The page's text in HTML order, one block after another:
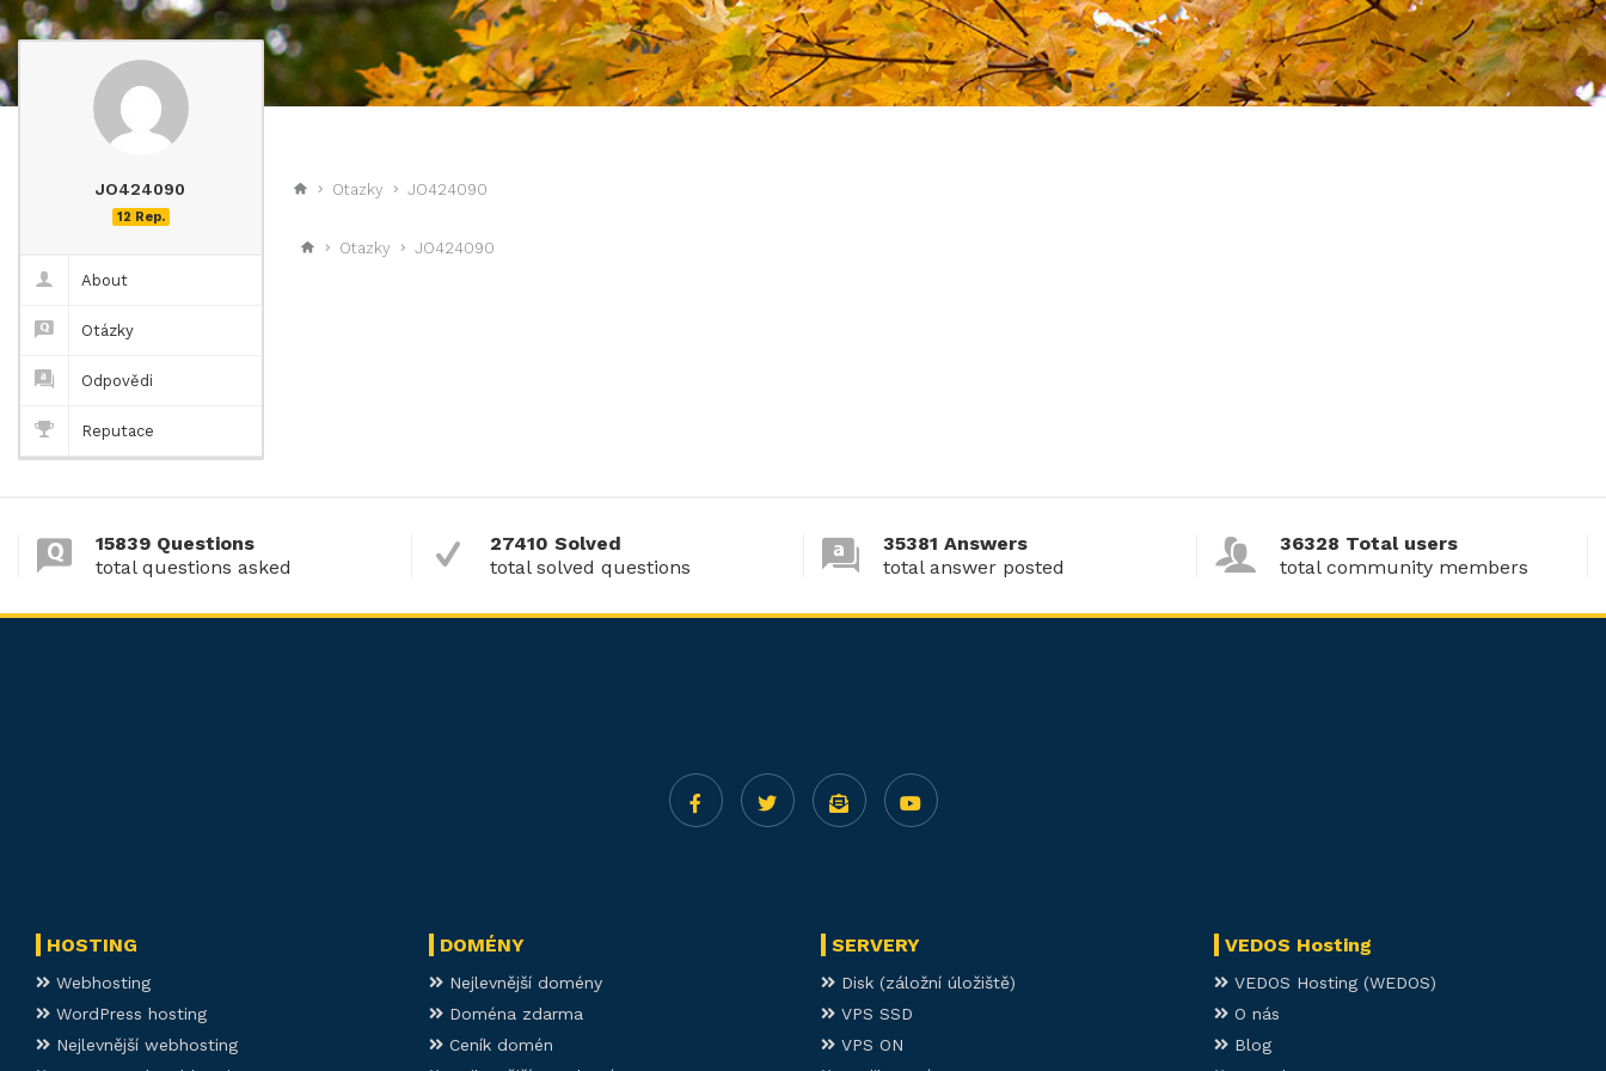
Otazky JO424090
JO424090
12 Rep.
About
Otázky
Odpovědi
Reputace
Otazky JO424090
15839 Questions
total questions asked
27410 Solved
total solved questions
35381 Answers
total answer posted
36328 Total users
total community members
HOSTING
Webhosting
WordPress hosting
Nejlevnější webhosting
DOMÉNY
Nejlevnější domény
Doména zdarma
Ceník domén
SERVERY
Disk (záložní úložiště)
VPS SSD
VPS ON
VEDOS Hosting
VEDOS Hosting (WEDOS)
O nás
Blog